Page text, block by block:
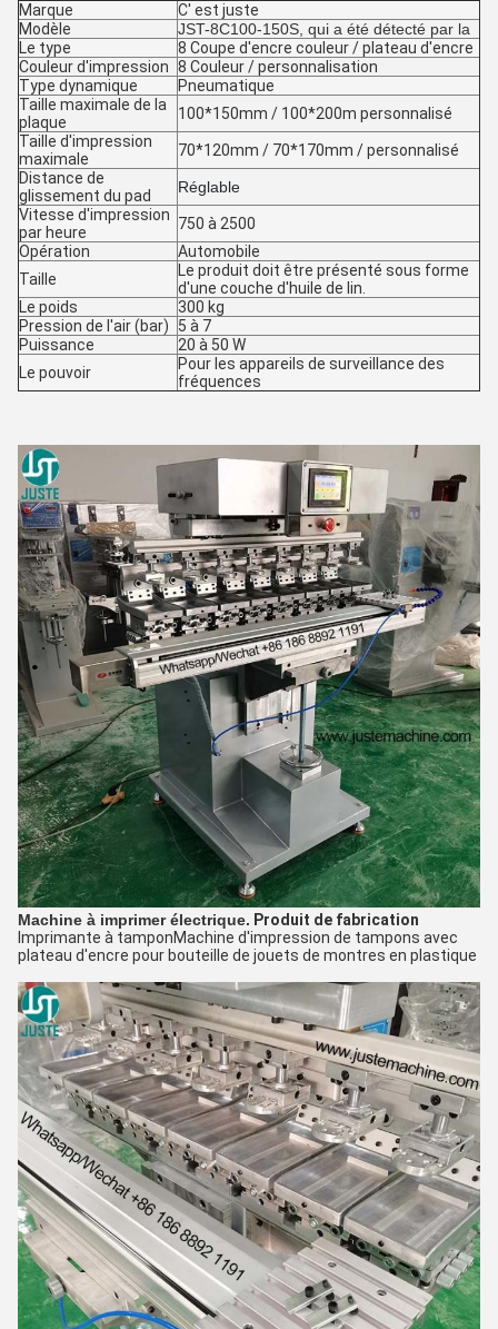
Marque
C' est juste
Modèle
JST-8C100-150S, qui a été détecté par la
Le type
8 Coupe d'encre couleur / plateau d'encre
Couleur d'impression 8 Couleur / personnalisation
Type dynamique
Pneumatique
Taille maximale de la
plaque
100*150mm / 100*200m personnalisé
Taille d'impression
maximale
70*120mm / 70*170mm / personnalisé
Distance de
glissement du pad
Réglable
Vitesse d'impression
par heure
750 à 2500
Opération
Automobile
Taille
Le produit doit être présenté sous forme
d'une couche d'huile de lin.
Le poids
300 kg
Pression de l'air (bar)
5 à 7
Puissance
20 à 50 W
Le pouvoir
Pour les appareils de surveillance des
fréquences
Machine à imprimer électrique. Produit de fabrication
Imprimante à tamponMachine d'impression de tampons avec
plateau d'encre pour bouteille de jouets de montres en plastique